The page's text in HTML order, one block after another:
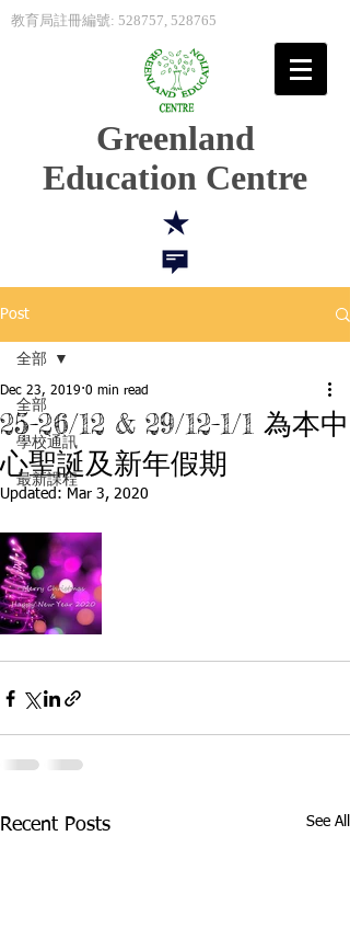
教育局註冊編號: 528757, 528765
Greenland
Education Centre
Post
全部
學校通訊
最新課程
全部
25-26/12 & 29/12-1/1 為本中
心聖誕及新年假期
Dec 23, 2019 0 min read
Updated: Mar 3, 2020
Recent Posts See All